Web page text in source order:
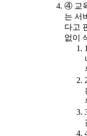
④ 교
는 서
다고
없이